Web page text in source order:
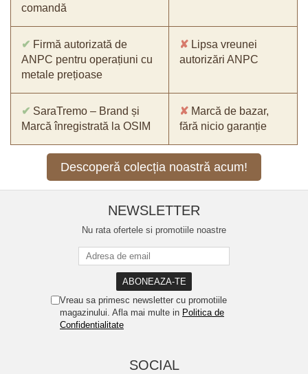
comandă
✔ Firmă autorizată de
ANPC pentru operațiuni cu
metale prețioase
✘ Lipsa vreunei
autorizări ANPC
✔ SaraTremo – Brand și
Marcă înregistrată la OSIM
✘ Marcă de bazar,
fără nicio garanție
Descoperă colecția noastră acum!
NEWSLETTER
Nu rata ofertele si promotiile noastre
Vreau sa primesc newsletter cu promotiile
magazinului. Afla mai multe in Politica de
Confidentialitate
SOCIAL